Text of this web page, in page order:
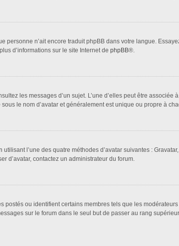
personne n’ait encore traduit phpBB dans votre langue.
d’informations sur le site Internet de phpBB®.
les messages d’un sujet. L’une d’elles peut être
le nom d’avatar et généralement est unique ou propre à
l’une des quatre méthodes d’avatar suivantes :
d’avatar, contactez un administrateur du forum.
ou identifient certains membres tels que les
sur le forum dans le seul but de passer au rang